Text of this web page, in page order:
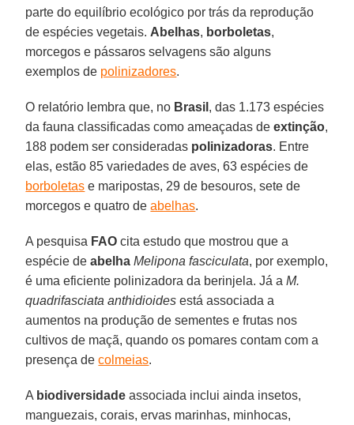
parte do equilíbrio ecológico por trás da reprodução
de espécies vegetais. Abelhas, borboletas,
morcegos e pássaros selvagens são alguns
exemplos de polinizadores.
O relatório lembra que, no Brasil , das 1.173 espécies
da fauna classificadas como ameaçadas deextinção,
188 podem ser consideradas polinizadoras. Entre
elas, estão 85 variedades de aves, 63 espécies de
borboletas e maripostas, 29 de besouros, sete de
morcegos e quatro deabelhas.
A pesquisa FAO cita estudo que mostrou que a
espécie deabelha Melipona fasciculata, por exemplo,
é uma eficiente polinizadora da berinjela. Já aM.
quadrifasciata anthidioides está associada a
aumentos na produção de sementes e frutas nos
cultivos de maçã, quando os pomares contam com a
presença decolmeias.
A biodiversidade associada inclui ainda insetos,
manguezais, corais, ervas marinhas, minhocas,